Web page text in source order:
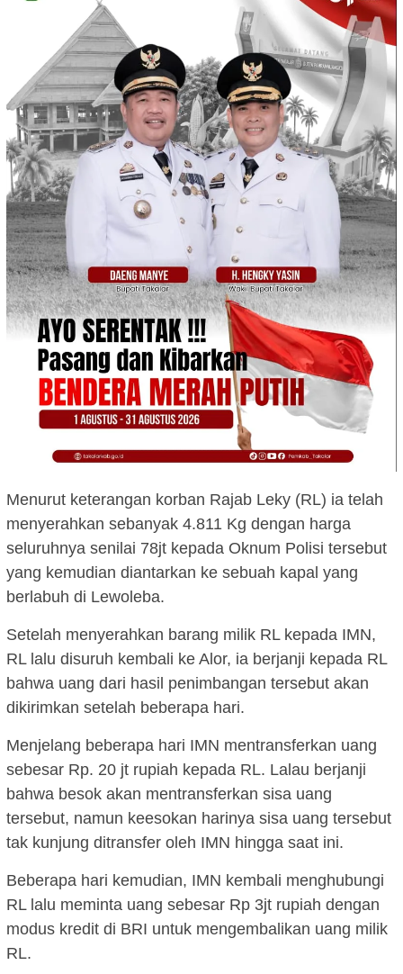
Menurut keterangan korban Rajab Leky (RL) ia telah
menyerahkan sebanyak 4.811 Kg dengan harga
seluruhnya senilai 78jt kepada Oknum Polisi tersebut
yang kemudian diantarkan ke sebuah kapal yang
berlabuh di Lewoleba.
Setelah menyerahkan barang milik RL kepada IMN,
RL lalu disuruh kembali ke Alor, ia berjanji kepada RL
bahwa uang dari hasil penimbangan tersebut akan
dikirimkan setelah beberapa hari.
Menjelang beberapa hari IMN mentransferkan uang
sebesar Rp. 20 jt rupiah kepada RL. Lalau berjanji
bahwa besok akan mentransferkan sisa uang
tersebut, namun keesokan harinya sisa uang tersebut
tak kunjung ditransfer oleh IMN hingga saat ini.
Beberapa hari kemudian, IMN kembali menghubungi
RL lalu meminta uang sebesar Rp 3jt rupiah dengan
modus kredit di BRI untuk mengembalikan uang milik
RL.